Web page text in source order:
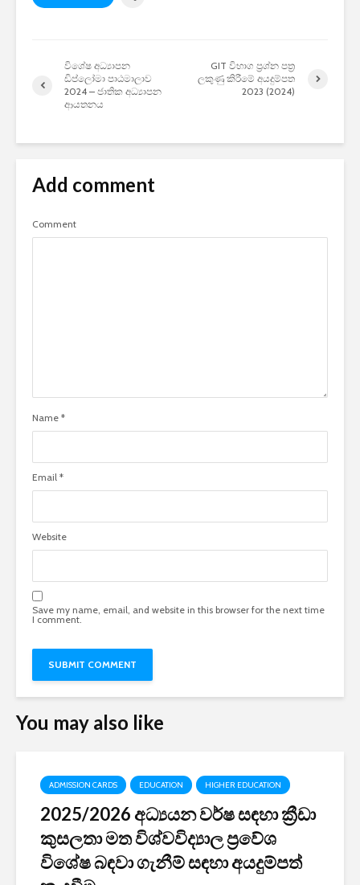
විශේෂ අධ්‍යාපන
ඩිප්ලෝමා පාඨමාලාව
2024 – ජාතික අධ්‍යාපන
ආයතනය
GIT විභාග ප්‍රශ්න පත්‍ර
ලකුණු කිරීමේ අයදුම්පත
2023 (2024)
Add comment
Comment
Name *
Email *
Website
Save my name, email, and website in this browser for the next time
I comment.
You may also like
ADMISSION CARDS EDUCATION HIGHER EDUCATION
2025/2026 අධ්‍යයන වර්ෂ සඳහා ක්‍රීඩා
කුසලතා මත විශ්වවිද්‍යාල ප්‍රවේශ
විශේෂ බඳවා ගැනීම් සඳහා අයදුම්පත්